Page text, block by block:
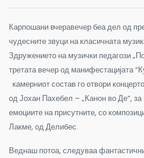
Карпошани вчеравечер беа дел од
чудесните звуци на класичната
Здружението на музички педагози
третата вечер од манифестацијата
камерниот состав го отвори
од Јохан Пахебел – „Канон во Де“,
емоциите на присутните, со
Лакме, од Делибес.
Веднаш потоа, следуваа